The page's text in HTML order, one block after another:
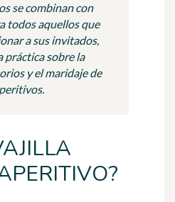
se combinan con
todos aquellos que
a sus invitados,
práctica sobre la
y el maridaje de